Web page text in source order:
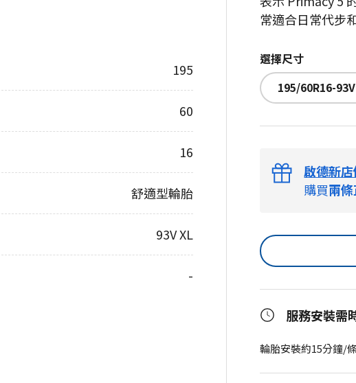
常適合日常代步
選擇尺寸
195/60R16-
啟德新
購買兩
服務安裝需
輪胎安裝約15分鐘/
195
60
16
舒適型輪胎
93V XL
-